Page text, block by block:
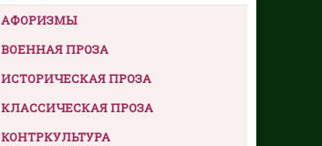
АФОРИЗМЫ
ВОЕННАЯ ПРОЗА
ИСТОРИЧЕСКАЯ ПРОЗА
КЛАССИЧЕСКАЯ ПРОЗА
КОНТРКУЛЬТУРА